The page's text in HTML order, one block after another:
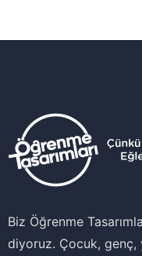
Biz Öğrenme
diyoruz. Çocuk, genç,